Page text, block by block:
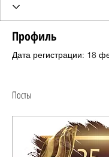
Профиль
Дата регистрации: 18
Посты